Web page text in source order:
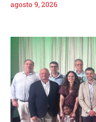
agosto 9, 2026